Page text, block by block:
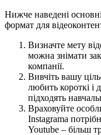
Нижче наведені
формат для
Визначте мету
можна знімати
компанії.
Вивчіть вашу
любить короткі і
підходять
Враховуйте
Instagrama
Youtube – більш